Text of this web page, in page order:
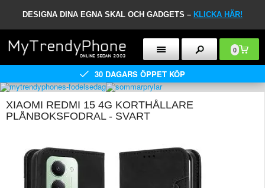
DESIGNA DINA EGNA SKAL OCH GADGETS – KLICKA HÄR!
0
30 DAGARS ÖPPET KÖP
XIAOMI REDMI 15 4G KORTHÅLLARE
PLÅNBOKSFODRAL - SVART